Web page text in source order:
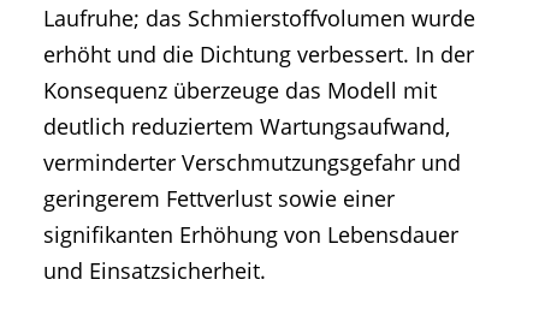
Laufruhe; das Schmierstoffvolumen wurde
erhöht und die Dichtung verbessert. In der
Konsequenz überzeuge das Modell mit
deutlich reduziertem Wartungsaufwand,
verminderter Verschmutzungsgefahr und
geringerem Fettverlust sowie einer
signifikanten Erhöhung von Lebensdauer
und Einsatzsicherheit.